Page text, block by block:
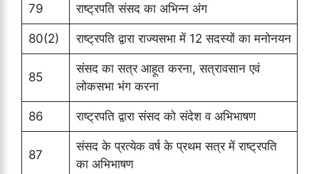
79 राष्ट्रपति संसद का अभिन्न अंग
80(2) राष्ट्रपति द्वारा राज्यसभा में 12 सदस्यों का मनोनयन
85
संसद का सत्र आहूत करना, सत्रावसान एवं
लोकसभा भंग करना
86 राष्ट्रपति द्वारा संसद को संदेश व अभिभाषण
87
संसद के प्रत्येक वर्ष के प्रथम सत्र में राष्ट्रपति
का अभिभाषण